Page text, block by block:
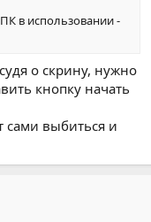
в использовании -
о скрину, нужно
кнопку начать
сами выбиться и